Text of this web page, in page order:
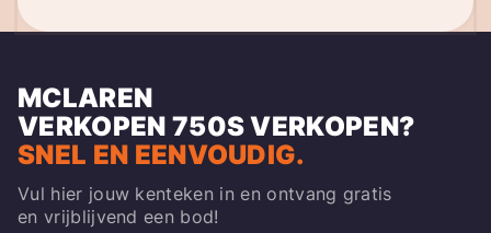
MCLAREN
VERKOPEN 750SVERKOPEN?
SNEL EN EENVOUDIG.
Vul hier jouw kenteken in en ontvang gratis
en vrijblijvend een bod!